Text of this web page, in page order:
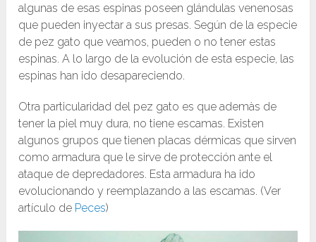
algunas de esas espinas poseen glándulas venenosas
que pueden inyectar a sus presas. Según de la especie
de pez gato que veamos, pueden o no tener estas
espinas. A lo largo de la evolución de esta especie, las
espinas han ido desapareciendo.
Otra particularidad del pez gato es que ademàs de
tener la piel muy dura, no tiene escamas. Existen
algunos grupos que tienen placas dérmicas que sirven
como armadura que le sirve de protección ante el
ataque de depredadores. Esta armadura ha ido
evolucionando y reemplazando a las escamas. (Ver
artículo de Peces)